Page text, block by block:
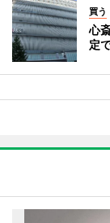
買う
心
定